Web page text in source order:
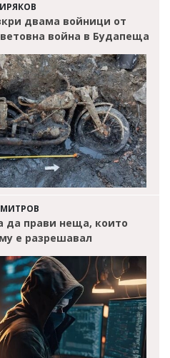
двама войници от
война в Будапеща
да прави неща, които
е разрешавал